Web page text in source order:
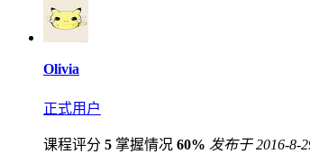
Olivia
正式用户
课程评分 5 掌握情况 60% 发布于 2016-8-